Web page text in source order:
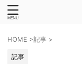
HOME >記事 >
記事